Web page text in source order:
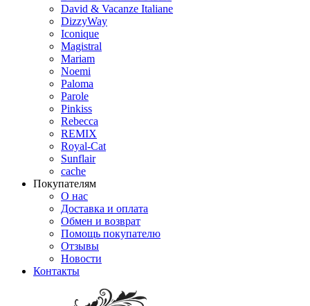
David & Vacanze Italiane
DizzyWay
Iconique
Magistral
Mariam
Noemi
Paloma
Parole
Pinkiss
Rebecca
REMIX
Royal-Cat
Sunflair
cache
Покупателям
О нас
Доставка и оплата
Обмен и возврат
Помощь покупателю
Отзывы
Новости
Контакты